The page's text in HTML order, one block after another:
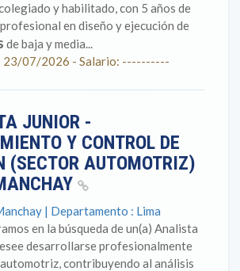
y habilitado, con 5 años de
en diseño y ejecución de
de baja y media...
23/07/2026 - Salario: ----------
JUNIOR -
Y CONTROL DE
(SECTOR AUTOMOTRIZ)
| Departamento : Lima
en la búsqueda de un(a) Analista
desarrollarse profesionalmente
contribuyendo al análisis